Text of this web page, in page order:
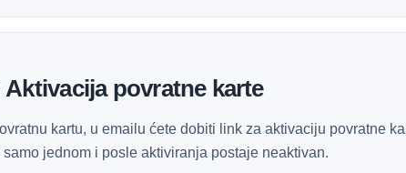
Aktivacija povratne karte
kartu, u emailu ćete dobiti link za aktivaciju povratne
samo jednom i posle aktiviranja postaje neaktivan.